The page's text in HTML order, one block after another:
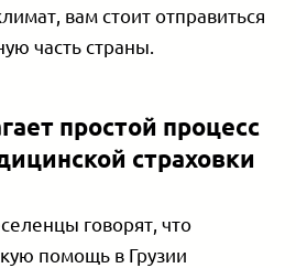
вам стоит отправиться
часть страны.
простой процесс
страховки
говорят, что
помощь в Грузии